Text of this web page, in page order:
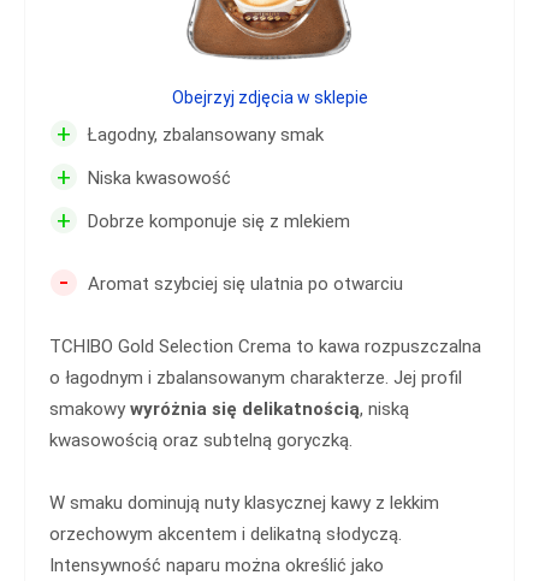
+ Łagodny, zbalansowany smak
+ Niska kwasowość
+ Dobrze komponuje się z mlekiem
- Aromat szybciej się ulatnia po otwarciu
TCHIBO Gold Selection Crema to kawa rozpuszczalna
o łagodnym i zbalansowanym charakterze. Jej profil
smakowywyróżnia się delikatnością, niską
kwasowością oraz subtelną goryczką.
W smaku dominują nuty klasycznej kawy z lekkim
orzechowym akcentem i delikatną słodyczą.
Intensywność naparu można określić jako
Obejrzyj zdjęcia w sklepie